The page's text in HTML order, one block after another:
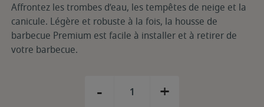
Affrontez les trombes d’eau, les tempêtes de neige et la
canicule. Légère et robuste à la fois, la housse de
barbecue Premium est facile à installer et à retirer de
votre barbecue.
- +